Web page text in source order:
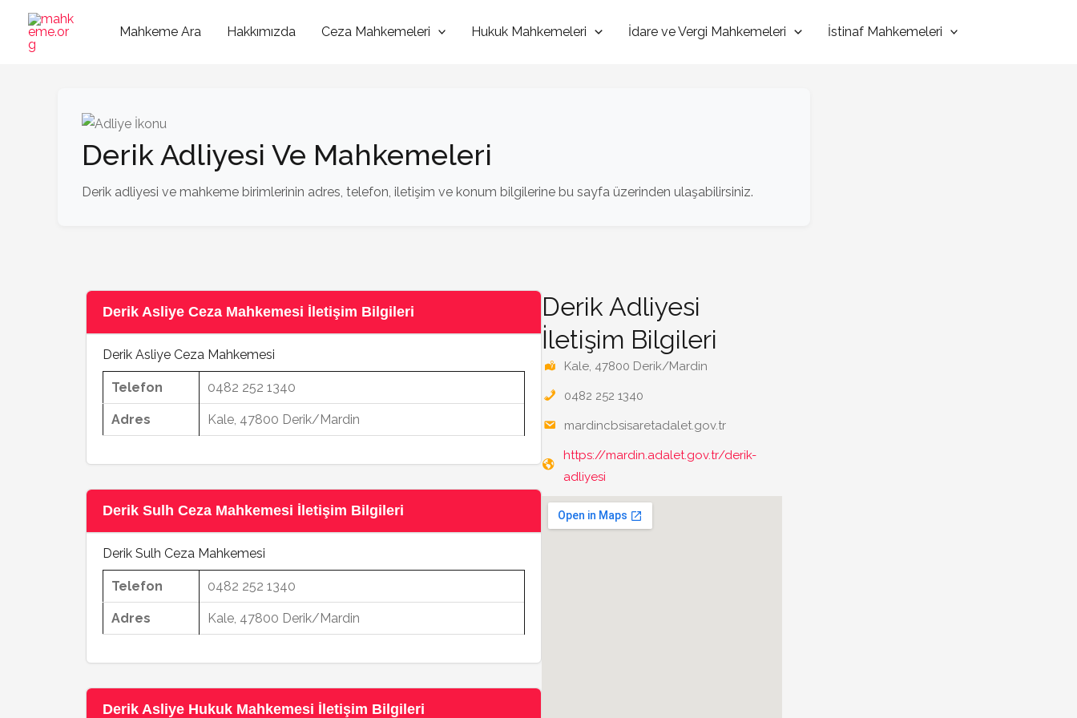
İçeriğe
Mahkeme Ara Hakkımızda Ceza Mahkemeleri Hukuk Mahkemeleri İdare ve Vergi Mahkemeleri İstinaf Mahkemeleri
Derik Adliyesi Ve Mahkemeleri
Derik adliyesi ve mahkeme birimlerinin adres, telefon, iletişim ve konum bilgilerine bu sayfa üzerinden ulaşabilirsiniz.
Derik Asliye Ceza Mahkemesi İletişim Bilgileri
Derik Asliye Ceza Mahkemesi
Telefon 0482 252 1340
Adres Kale, 47800 Derik/Mardin
Derik Sulh Ceza Mahkemesi İletişim Bilgileri
Derik Sulh Ceza Mahkemesi
Telefon 0482 252 1340
Adres Kale, 47800 Derik/Mardin
Derik Asliye Hukuk Mahkemesi İletişim Bilgileri
Derik Adliyesi
İletişim Bilgileri
Kale, 47800 Derik/Mardin
0482 252 1340
mardincbsisaretadalet.gov.tr
https://mardin.adalet.gov.tr/derik-
adliyesi